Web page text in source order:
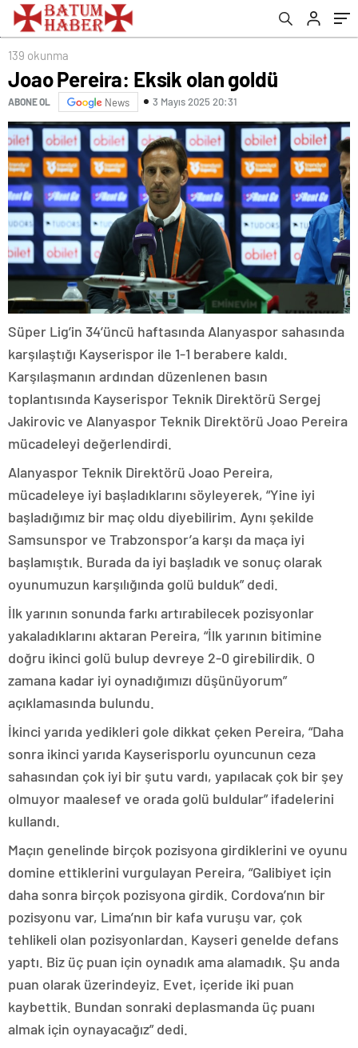
139 okunma
Joao Pereira: Eksik olan goldü
ABONE OL News 3 Mayıs 2025 20:31
Süper Lig’in 34’üncü haftasında Alanyaspor sahasında
karşılaştığı Kayserispor ile 1-1 berabere kaldı.
Karşılaşmanın ardından düzenlenen basın
toplantısında Kayserispor Teknik Direktörü Sergej
Jakirovic ve Alanyaspor Teknik Direktörü Joao Pereira
mücadeleyi değerlendirdi.
Alanyaspor Teknik Direktörü Joao Pereira,
mücadeleye iyi başladıklarını söyleyerek, “Yine iyi
başladığımız bir maç oldu diyebilirim. Aynı şekilde
Samsunspor ve Trabzonspor’a karşı da maça iyi
başlamıştık. Burada da iyi başladık ve sonuç olarak
oyunumuzun karşılığında golü bulduk” dedi.
İlk yarının sonunda farkı artırabilecek pozisyonlar
yakaladıklarını aktaran Pereira, “İlk yarının bitimine
doğru ikinci golü bulup devreye 2-0 girebilirdik. O
zamana kadar iyi oynadığımızı düşünüyorum”
açıklamasında bulundu.
İkinci yarıda yedikleri gole dikkat çeken Pereira, “Daha
sonra ikinci yarıda Kayserisporlu oyuncunun ceza
sahasından çok iyi bir şutu vardı, yapılacak çok bir şey
olmuyor maalesef ve orada golü buldular” ifadelerini
kullandı.
Maçın genelinde birçok pozisyona girdiklerini ve oyunu
domine ettiklerini vurgulayan Pereira, “Galibiyet için
daha sonra birçok pozisyona girdik. Cordova’nın bir
pozisyonu var, Lima’nın bir kafa vuruşu var, çok
tehlikeli olan pozisyonlardan. Kayseri genelde defans
yaptı. Biz üç puan için oynadık ama alamadık. Şu anda
puan olarak üzerindeyiz. Evet, içeride iki puan
kaybettik. Bundan sonraki deplasmanda üç puanı
almak için oynayacağız” dedi.